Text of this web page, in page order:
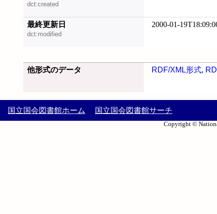
dct:created
最終更新日
dct:modified
2000-01-
他形式のデータ RDF/XML形式,
国立国会図書館ホーム 国立国会図書館サーチ
Copyright ©